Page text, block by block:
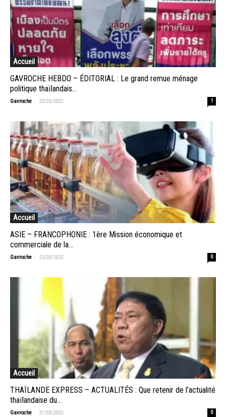
Accueil
GAVROCHE HEBDO – ÉDITORIAL : Le grand remue ménage
politique thaïlandais...
Gavroche - 22/03/2022 1
Accueil
ASIE – FRANCOPHONIE : 1ère Mission économique et
commerciale de la...
Gavroche - 22/03/2022 0
Accueil
THAÏLANDE EXPRESS – ACTUALITÉS : Que retenir de l’actualité
thaïlandaise du...
Gavroche - 21/03/2022 0